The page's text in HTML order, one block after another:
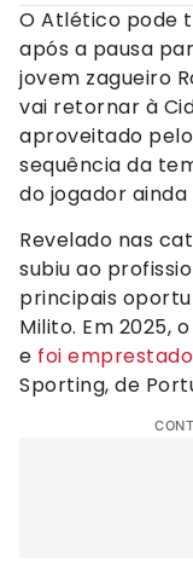
O Atlético pode
após a pausa
jovem zagueiro
vai retornar à
aproveitado
sequência da
do jogador
Revelado nas
subiu ao
principais
Milito. Em 2025,
e foi emprestado
Sporting, de